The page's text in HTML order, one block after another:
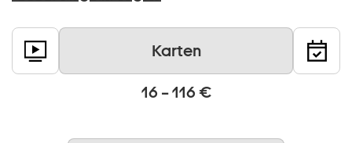
Karten
16 – 116 €